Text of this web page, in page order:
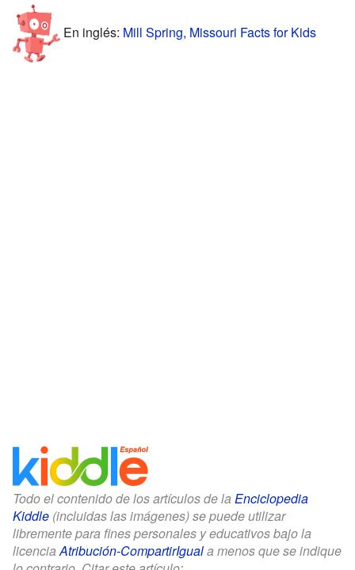
En inglés: Mill Spring, Missouri Facts for Kids
Todo el contenido de los artículos de la Enciclopedia
Kiddle (incluidas las imágenes) se puede utilizar
libremente para fines personales y educativos bajo la
licenciaAtribución-CompartirIguala menos que se indique